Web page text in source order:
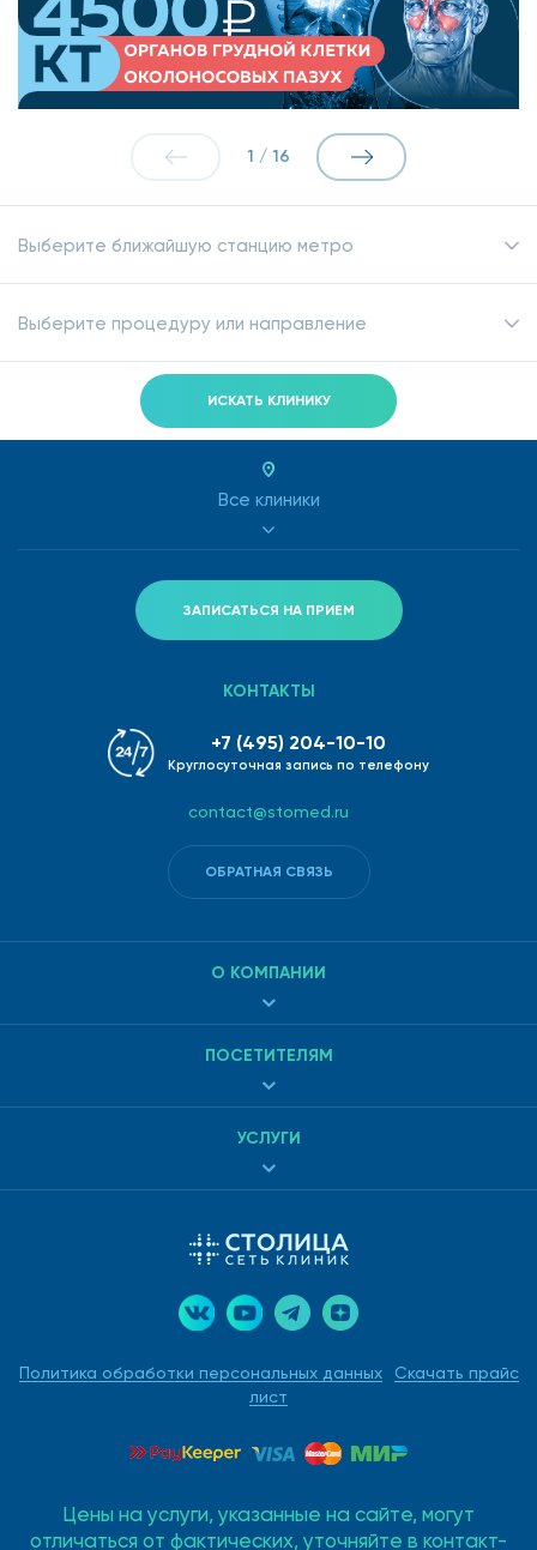
1 / 16
Выберите ближайшую станцию метро
Выберите процедуру или направление
ИСКАТЬ КЛИНИКУ
Все клиники
ЗАПИСАТЬСЯ НА ПРИЕМ
Политика обработки персональных данных
Скачать прайс
лист
О КОМПАНИИ
ПОСЕТИТЕЛЯМ
УСЛУГИ
КОНТАКТЫ
+7 (495) 204-10-10
Круглосуточная запись по телефону
contact@stomed.ru
ОБРАТНАЯ СВЯЗЬ
Цены на услуги, указанные на сайте, могут
отличаться от фактических, уточняйте в контакт-